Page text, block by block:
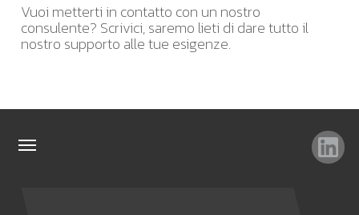
Vuoi metterti in contatto con un nostro
consulente? Scrivici, saremo lieti di dare tutto il
nostro supporto alle tue esigenze.